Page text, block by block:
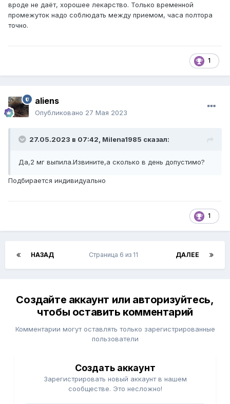
вроде не даёт, хорошее лекарство. Только временной
промежуток надо соблюдать между приемом, часа полтора
точно.
1
aliens
Опубликовано 27 Мая 2023
27.05.2023 в 07:42, Milena1985 сказал:
Да,2 мг выпила.Извините,а сколько в день допустимо?
Подбирается индивидуально
1
НАЗАД ДАЛЕЕ
Страница 6 из 11
Создайте аккаунт или авторизуйтесь,
чтобы оставить комментарий
Комментарии могут оставлять только зарегистрированные
пользователи
Создать аккаунт
Зарегистрировать новый аккаунт в нашем
сообществе. Это несложно!